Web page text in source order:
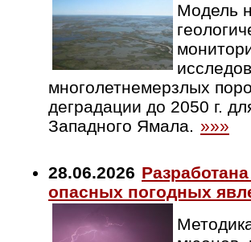
Модель
многолетнемерзлых
деградации до 2050 г.
Западного Ямала. »»»
28.06.2026
опасных погодных